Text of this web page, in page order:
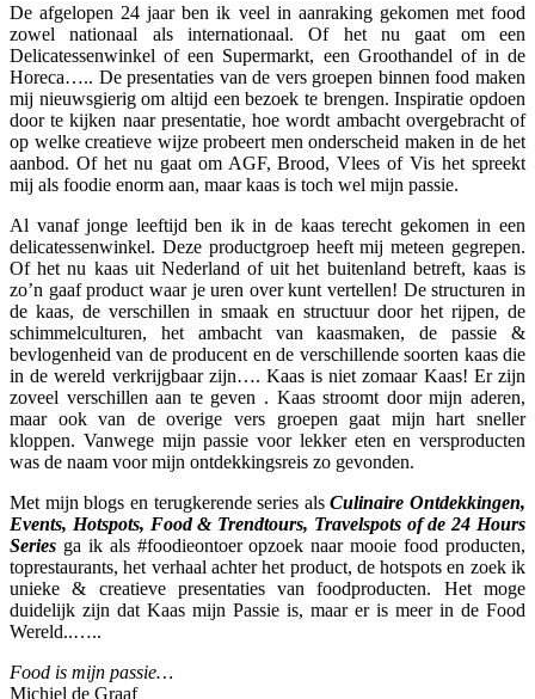
De afgelopen 24 jaar ben ik veel in aanraking gekomen met food
zowel nationaal als internationaal. Of het nu gaat om een
Delicatessenwinkel of een Supermarkt, een Groothandel of in de
Horeca….. De presentaties van de vers groepen binnen food maken
mij nieuwsgierig om altijd een bezoek te brengen. Inspiratie opdoen
door te kijken naar presentatie, hoe wordt ambacht overgebracht of
op welke creatieve wijze probeert men onderscheid maken in de het
aanbod. Of het nu gaat om AGF, Brood, Vlees of Vis het spreekt
mij als foodie enorm aan, maar kaas is toch wel mijn passie.
Al vanaf jonge leeftijd ben ik in de kaas terecht gekomen in een
delicatessenwinkel. Deze productgroep heeft mij meteen gegrepen.
Of het nu kaas uit Nederland of uit het buitenland betreft, kaas is
zo’n gaaf product waar je uren over kunt vertellen! De structuren in
de kaas, de verschillen in smaak en structuur door het rijpen, de
schimmelculturen, het ambacht van kaasmaken, de passie &
bevlogenheid van de producent en de verschillende soorten kaas die
in de wereld verkrijgbaar zijn…. Kaas is niet zomaar Kaas! Er zijn
zoveel verschillen aan te geven . Kaas stroomt door mijn aderen,
maar ook van de overige vers groepen gaat mijn hart sneller
kloppen. Vanwege mijn passie voor lekker eten en versproducten
was de naam voor mijn ontdekkingsreis zo gevonden.
Met mijn blogs en terugkerende series alsCulinaire Ontdekkingen,
Events, Hotspots, Food & Trendtours, Travelspots of de 24 Hours
Series ga ik als #foodieontoer opzoek naar mooie food producten,
toprestaurants, het verhaal achter het product, de hotspots en zoek ik
unieke & creatieve presentaties van foodproducten. Het moge
duidelijk zijn dat Kaas mijn Passie is, maar er is meer in de Food
Wereld..…..
Food is mijn passie…
Michiel de Graaf